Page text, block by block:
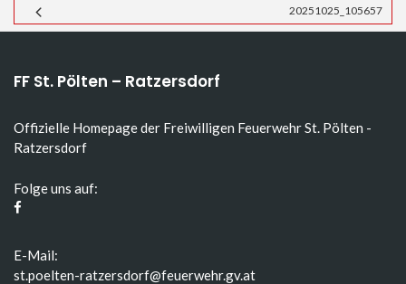
20251025_105657
FF St. Pölten – Ratzersdorf
Offizielle Homepage der Freiwilligen Feuerwehr St. Pölten -
Ratzersdorf
Folge uns auf:
E-Mail:
st.poelten-ratzersdorf@feuerwehr.gv.at